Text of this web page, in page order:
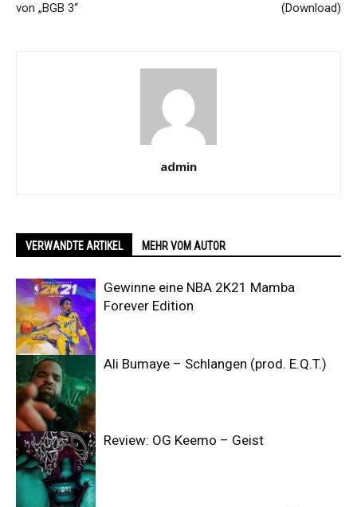
von „BGB 3“
(Download)
admin
VERWANDTE ARTIKEL MEHR VOM AUTOR
Gewinne eine NBA 2K21 Mamba
Forever Edition
Ali Bumaye – Schlangen (prod. E.Q.T.)
Review: OG Keemo – Geist